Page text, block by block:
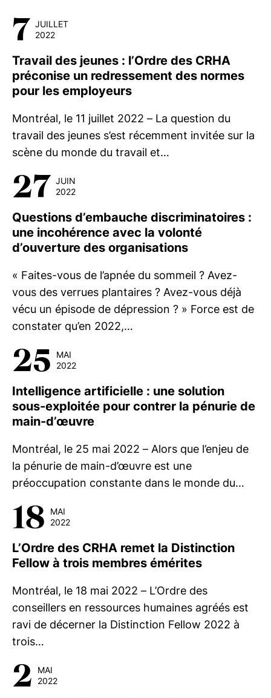
7 JUILLET
2022
Travail des jeunes : l’Ordre des CRHA
préconise un redressement des normes
pour les employeurs
Montréal, le 11 juillet 2022 – La question du
travail des jeunes s’est récemment invitée sur la
scène du monde du travail et…
27 JUIN
2022
Questions d’embauche discriminatoires :
une incohérence avec la volonté
d’ouverture des organisations
« Faites-vous de l’apnée du sommeil ? Avez-
vous des verrues plantaires ? Avez-vous déjà
vécu un épisode de dépression ? » Force est de
constater qu’en 2022,…
25
MAI
2022
Intelligence artificielle : une solution
sous-exploitée pour contrer la pénurie de
main-d’œuvre
Montréal, le 25 mai 2022 – Alors que l’enjeu de
la pénurie de main-d’œuvre est une
préoccupation constante dans le monde du…
18
MAI
2022
L’Ordre des CRHA remet la Distinction
Fellow à trois membres émérites
Montréal, le 18 mai 2022 – L’Ordre des
conseillers en ressources humaines agréés est
ravi de décerner la Distinction Fellow 2022 à
trois…
2
MAI
2022